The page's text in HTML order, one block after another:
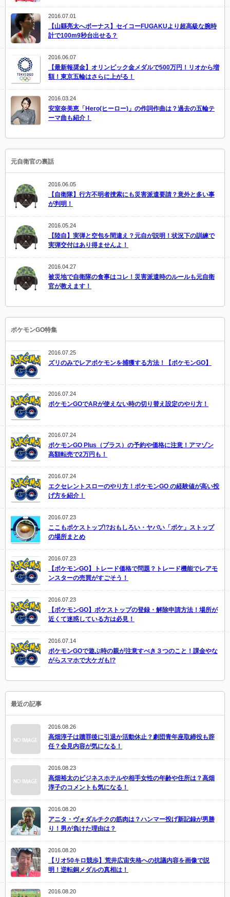
2016.07.01
【山縣亮太へボーナス】セイコーFUGAKUより超高級な腕時
計で100m9秒台出せる？
2016.06.07
【最新報奨金】オリンピック金メダルで500万円！リオから増
額！東京五輪はさらに上がる！
2016.03.24
安室奈美恵「Hero(ヒーロー)」の作詞作曲は？過去の五輪テ
ーマ曲も紹介！
元自衛官の裏話
2016.06.05
【自衛隊】行方不明者捜索にも災害派遣要請？意外と多い事
が判明！
2016.05.24
【陸自】実弾と空包を間違え？元自が説明！状況下の訓練で
実弾交付はあり得ませんよ！
2016.04.27
被災地で自衛隊の食事はコレ！災害派遣時のルールも元自衛
官が教えます！
ポケモンGO特集
2016.07.25
ズリのみでレアポケモンを捕獲する方法！【ポケモンGO】
2016.07.24
ポケモンGOでARが使えない時の切り替え設定のやり方！
2016.07.24
ポケモンGO Plus（プラス）の予約や価格に注意！アマゾン
高額転売で2万円も！
2016.07.24
エクセレントスローのやり方！ポケモンGO の経験値が高い投
げ方を紹介！
2016.07.23
ここもポケストップ!?おもしろい・ヤバい「ボケ」ストップ
の場所まとめ
2016.07.23
【ポケモンGO】トレード価格で問題？トレード機能でレアモ
ンスターの売買がすごそう！
2016.07.23
【ポケモンGO】ポケストップの登録・解除申請方法！場所が
近くて迷惑している方は必見！
2016.07.14
ポケモンGOで遊ぶ時の親が注意すべき３つのこと！課金やな
がらスマホで大ケガも!?
最近の記事
2016.08.26
高畑淳子は贖罪後に引退か活動休止？劇団青年座取締役も辞
任？会見内容が気になる！
2016.08.23
高畑裕太のビジネスホテルや相手女性の年齢や住所は？高畑
淳子のコメントも気になる！
2016.08.20
アニタ・ヴォダルチクの筋肉は？ハンマー投げ新記録が男勝
り！男が負けた理由は？
2016.08.20
【リオ50キロ競歩】荒井広宙失格への抗議内容を画像で説
明！逆転銅メダルの真相は！
2016.08.20